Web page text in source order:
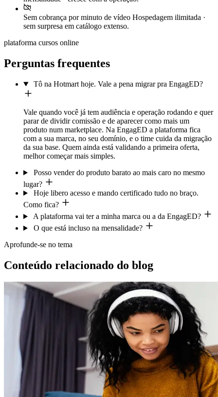
Sem cobrança por minuto de vídeo Hospedagem ilimitada ·
sem surpresa em catálogo extenso.
plataforma cursos online
Perguntas frequentes
Tô na Hotmart hoje. Vale a pena migrar pra EngagED?
Vale quando você já tem audiência e operação rodando e quer
parar de dividir comissão e de aparecer como mais um
produto num marketplace. Na EngagED a plataforma fica
com a sua marca, no seu domínio, e o time cuida da migração
da sua base. Quem ainda está validando a primeira oferta,
melhor começar mais simples.
Posso vender do produto barato ao mais caro no mesmo
lugar?
Hoje libero acesso e mando certificado tudo no braço.
Como fica?
A plataforma vai ter a minha marca ou a da EngagED?
O que está incluso na mensalidade?
Aprofunde-se no tema
Conteúdo relacionado do blog